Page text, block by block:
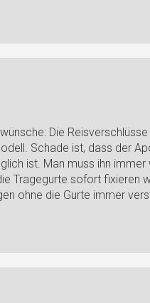
Die
Schade ist, dass der
ist. Man muss ihn
Tragegurte sofort fixieren
ohne die Gurte immer